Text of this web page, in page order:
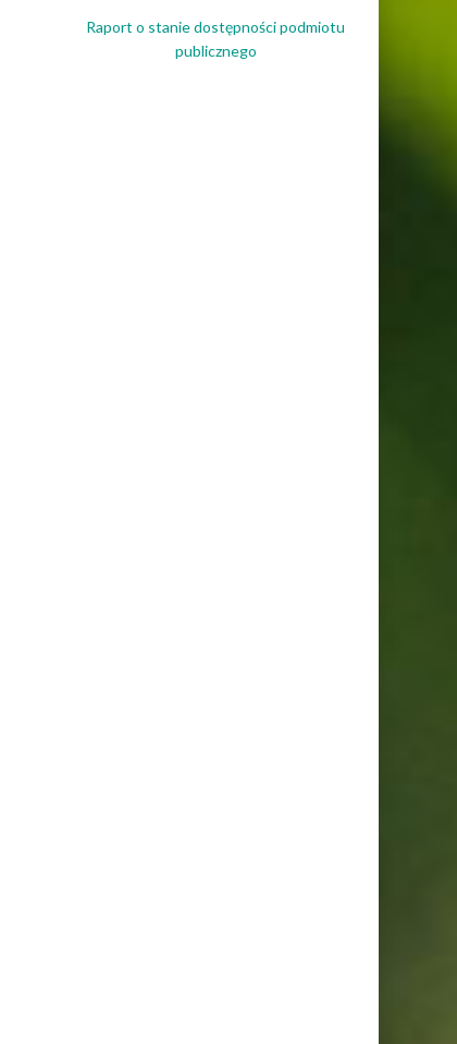
Raport o stanie dostępności podmiotu
publicznego